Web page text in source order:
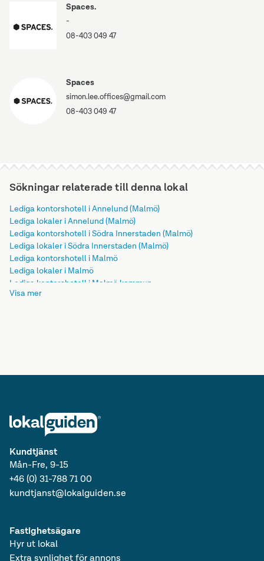
Spaces.
-
08-403 049 47
Spaces
simon.lee.offices@gmail.com
08-403 049 47
Sökningar relaterade till denna lokal
Lediga kontorshotell i Annelund (Malmö)
Lediga lokaler i Annelund (Malmö)
Lediga kontorshotell i Södra Innerstaden (Malmö)
Lediga lokaler i Södra Innerstaden (Malmö)
Lediga kontorshotell i Malmö
Lediga lokaler i Malmö
Lediga kontorshotell i Malmö kommun
Lediga lokaler i Malmö kommun
Visa mer
Kundtjänst
Mån-Fre, 9-15
+46 (0) 31-788 71 00
kundtjanst@lokalguiden.se
Fastighetsägare
Hyr ut lokal
Extra synlighet för annons